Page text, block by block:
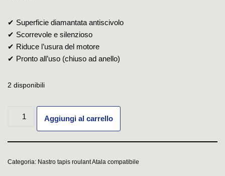
✔ Superficie diamantata antiscivolo
✔ Scorrevole e silenzioso
✔ Riduce l’usura del motore
✔ Pronto all’uso (chiuso ad anello)
2 disponibili
Aggiungi al carrello
Categoria: Nastro tapis roulant Atala compatibile